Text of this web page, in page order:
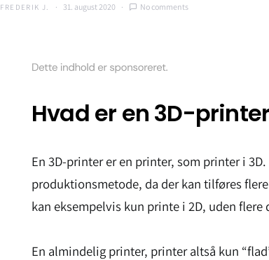
FREDERIK J. 31. august 2020 No comments
Hvad er en 3D-
En 3D-printer er en printer, som printer i
produktionsmetode, da der kan tilføres
kan eksempelvis kun printe i 2D, uden flere
En almindelig printer, printer altså kun